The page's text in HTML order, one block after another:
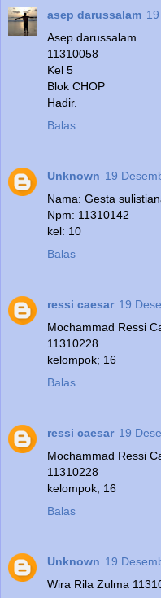
asep darussalam
Asep darussalam
11310058
Kel 5
Blok CHOP
Hadir.
Balas
Unknown 19
Nama: Gesta
Npm: 11310142
kel: 10
Balas
ressi caesar 19
Mochammad Ressi
11310228
kelompok; 16
Balas
ressi caesar 19
Mochammad Ressi
11310228
kelompok; 16
Balas
Unknown 19
Wira Rila Zulma